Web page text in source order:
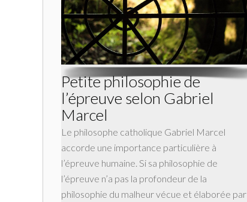
Petite philosophie de
l’épreuve selon Gabriel
Marcel
Le philosophe catholique Gabriel Marcel
accorde une importance particulière à
l’épreuve humaine. Si sa philosophie de
l’épreuve n’a pas la profondeur de la
philosophie du malheur vécue et élaborée par